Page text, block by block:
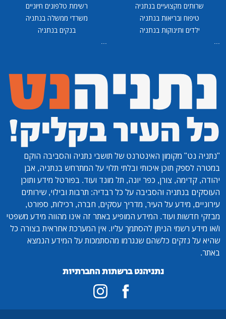
שרותים מקצועיים בנתניה
טיפוח ובריאות בנתניה
ילדים ותינוקות בנתניה
...
רשימת טלפונים חיוניים
משרדי ממשלה בנתניה
בנקים בנתניה
...
"נתניה נט" מקומון האינטרנט של תושבי נתניה והסביבה הוקם
במטרה לספק תוכן איכותי ובלתי תלוי על המתרחש בנתניה, אבן
יהודה, קדימה, צורן, כפר יונה, תל מונד ועוד. בפורטל מידע ותוכן
העוסקים בנתניה והסביבה על כל רבדיה: תרבות ובילוי, שירותים
עירוניים, מידע על העיר, מדריך עסקים, חברה, רכילות, ספורט,
מבזקי חדשות ועוד. המידע המופיע באתר זה אינו מהווה מידע משפטי
ו/או מידע רשמי הניתן להסתמך עליו. אין המערכת אחראית בצורה כל
שהיא על נזקים כלשהם שנגרמו מהסתמכות על המידע הנמצא
באתר.
נתניהנט ברשתות החברתיות